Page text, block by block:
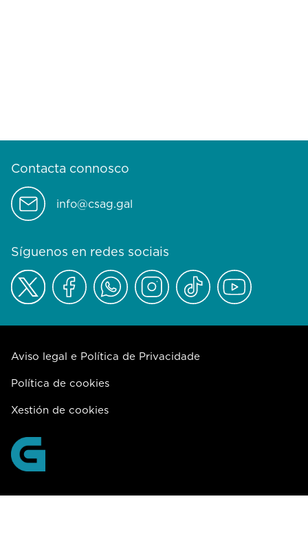
Contacta connosco
info@csag.gal
Síguenos en redes sociais
Aviso legal e Política de Privacidade
Política de cookies
Xestión de cookies